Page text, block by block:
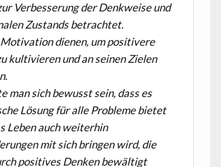
Verbesserung der Denkweise und
Zustands betrachtet.
Motivation dienen, um positivere
kultivieren und an seinen Zielen
man sich bewusst sein, dass es
Lösung für alle Probleme bietet
Leben auch weiterhin
mit sich bringen wird, die
positives Denken bewältigt